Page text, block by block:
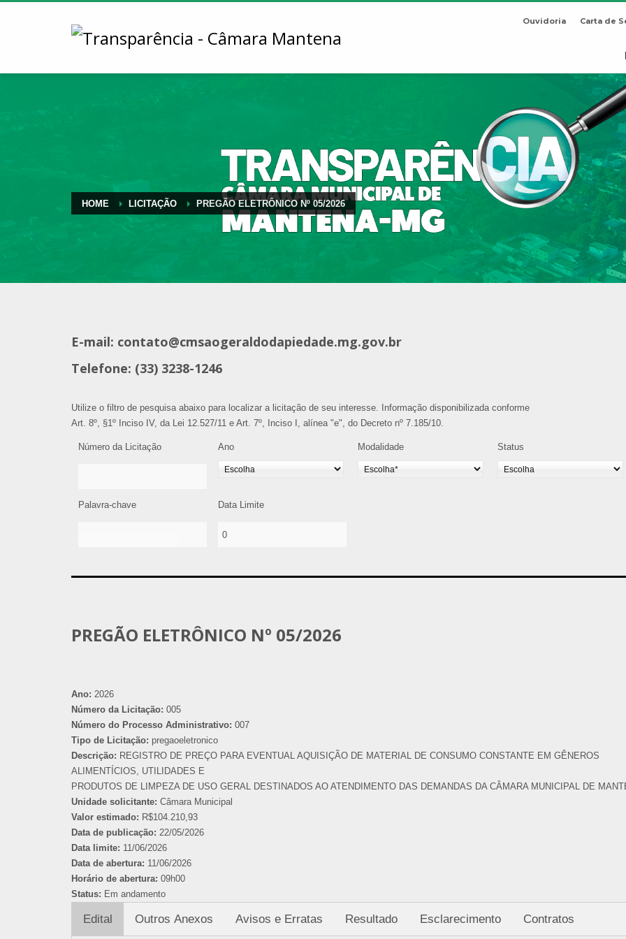
Ouvidoria Carta de
HOME LICITAÇÃO PREGÃO ELETRÔNICO Nº 05/2026
E-mail: contato@cmsaogeraldodapiedade.mg.gov.br
Telefone: (33) 3238-1246
Utilize o filtro de pesquisa abaixo para localizar a licitação de seu interesse. Informação disponibilizada conforme
Art. 8º, §1º Inciso IV, da Lei 12.527/11 e Art. 7º, Inciso I, alínea "e", do Decreto nº 7.185/10.
Número da Licitação Ano Modalidade Status
Palavra-chave Data Limite
PREGÃO ELETRÔNICO Nº 05/2026
Ano: 2026
Número da Licitação: 005
Número do Processo Administrativo: 007
Tipo de Licitação: pregaoeletronico
Descrição: REGISTRO DE PREÇO PARA EVENTUAL AQUISIÇÃO DE MATERIAL DE CONSUMO CONSTANTE EM GÊNEROS
ALIMENTÍCIOS, UTILIDADES E
PRODUTOS DE LIMPEZA DE USO GERAL DESTINADOS AO ATENDIMENTO DAS DEMANDAS DA CÂMARA MUNICIPAL DE
Unidade solicitante: Câmara Municipal
Valor estimado: R$104.210,93
Data de publicação: 22/05/2026
Data limite: 11/06/2026
Data de abertura: 11/06/2026
Horário de abertura: 09h00
Status: Em andamento
Edital Outros Anexos Avisos e Erratas Resultado Esclarecimento Contratos